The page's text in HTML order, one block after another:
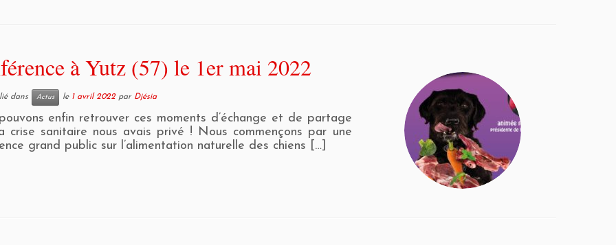
à Yutz (57) le 1er mai 2022
dans Actus le 1 avril 2022 par Djésia
enfin retrouver ces moments d’échange et de partage
crise sanitaire nous avais privé ! Nous commençons par une
grand public sur l’alimentation naturelle des chiens […]